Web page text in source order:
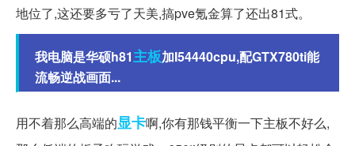
地位了,这还要多亏了天美,搞pve氪金算了还出81式。
我电脑是华硕h81主板加I54440cpu,配GTX780ti能
流畅逆战画面...
用不着那么高端的显卡啊,你有那钱平衡一下主板不好么,